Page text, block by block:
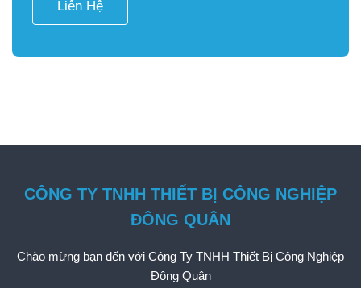
Liên Hệ
CÔNG TY TNHH THIẾT BỊ CÔNG NGHIỆP
ĐÔNG QUÂN
Chào mừng bạn đến với Công Ty TNHH Thiết Bị Công Nghiệp
Đông Quân